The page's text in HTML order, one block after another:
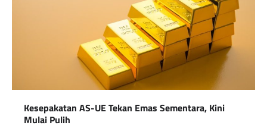
Kesepakatan AS-UE Tekan Emas Sementara, Kini
Mulai Pulih